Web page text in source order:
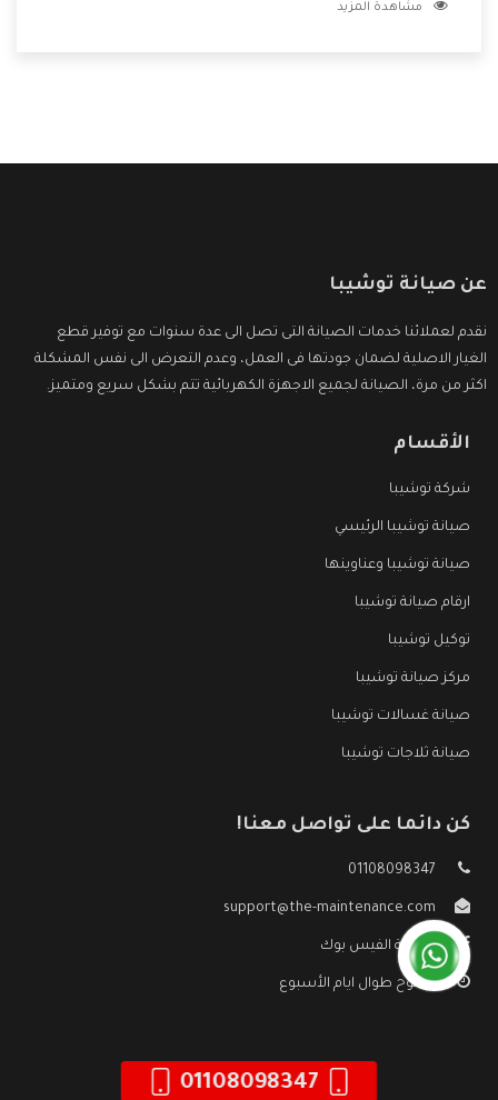
وتقدم للعملاء أقوى العروض والخصومات التى تسهل على
مشاهدة المزيد
عن صيانة توشيبا
نقدم لعملائنا خدمات الصيانة التى تصل الى عدة سنوات مع توفير قطع
الغيار الاصلية لضمان جودتها فى العمل، وعدم التعرض الى نفس المشكلة
اكثر من مرة، الصيانة لجميع الاجهزة الكهربائية تتم بشكل سريع ومتميز.
الأقسام
شركة توشيبا
صيانة توشيبا الرئيسي
صيانة توشيبا وعناوينها
ارقام صيانة توشيبا
توكيل توشيبا
مركز صيانة توشيبا
صيانة غسالات توشيبا
صيانة ثلاجات توشيبا
كن دائما على تواصل معنا!
01108098347
support@the-maintenance.com
صفحة الفيس بوك
مفتوح طوال ايام الأسبوع
01108098347